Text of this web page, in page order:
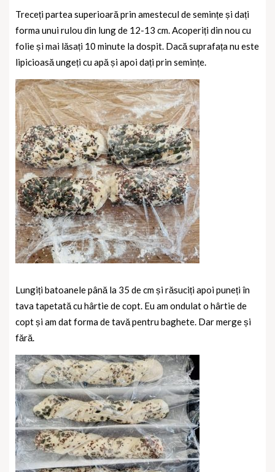
Treceți partea superioară prin amestecul de semințe și dați
forma unui rulou din lung de 12-13 cm. Acoperiți din nou cu
folie și mai lăsați 10 minute la dospit. Dacă suprafața nu este
lipicioasă ungeți cu apă și apoi dați prin semințe.
Lungiți batoanele până la 35 de cm și răsuciți apoi puneți în
tava tapetată cu hârtie de copt. Eu am ondulat o hârtie de
copt și am dat forma de tavă pentru baghete. Dar merge și
fără.